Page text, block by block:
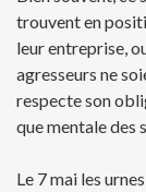
trouvent en
leur entreprise,
agresseurs ne
respecte son
que mentale des
Le 7 mai les